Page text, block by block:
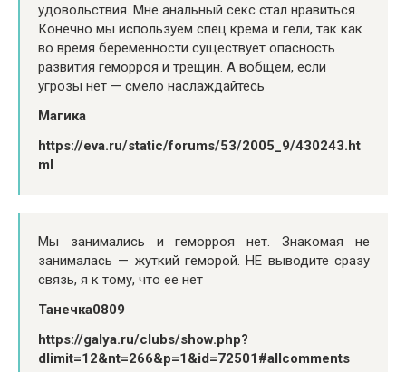
удовольствия. Мне анальный секс стал нравиться.
Конечно мы используем спец крема и гели, так как
во время беременности существует опасность
развития геморроя и трещин. А вобщем, если
угрозы нет — смело наслаждайтесь
Магика
https://eva.ru/static/forums/53/2005_9/430243.ht
ml
Мы занимались и геморроя нет. Знакомая не
занималась — жуткий геморой. НЕ выводите сразу
связь, я к тому, что ее нет
Танечка0809
https://galya.ru/clubs/show.php?
dlimit=12&nt=266&p=1&id=72501#allcomments